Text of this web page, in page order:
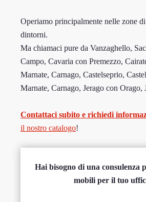
Operiamo principalmente nelle zone di
dintorni.
Ma chiamaci pure da Vanzaghello,
Campo, Cavaria con Premezzo,
Marnate, Carnago, Castelseprio,
Marnate, Carnago, Jerago con Orago,
Contattaci subito e richiedi
il nostro catalogo!
Hai bisogno di una consulenza
mobili per il tuo